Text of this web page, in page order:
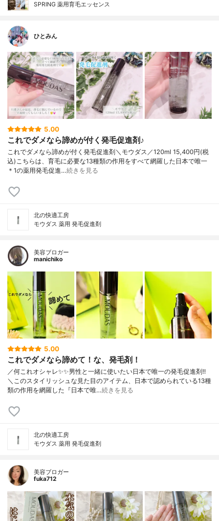
SPRING 薬用育毛エッセンス
ひとみん
5.00
これでダメなら諦めが付く発毛促進剤♪
これでダメなら諦めが付く発毛促進剤＼モウダス／120ml 15,400円(税
込)こちらは、育毛に必要な13種類の作用をすべて網羅した日本で唯一
＊1の薬用発毛促進…続きを見る
北の快適工房
モウダス 薬用 発毛促進剤
美容ブロガー
manichiko
5.00
これでダメなら諦めて！な、発毛剤！
／何これオシャレ✨✨男性と一緒に使いたい日本で唯一の発毛促進剤‼︎
＼このスタイリッシュな見た目のアイテム、日本で認められている13種
類の作用を網羅した『日本で唯…続きを見る
北の快適工房
モウダス 薬用 発毛促進剤
美容ブロガー
fuka712